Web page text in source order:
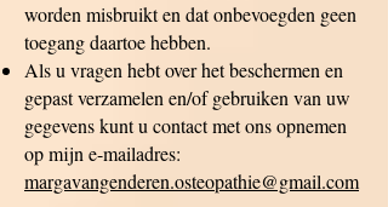
worden misbruikt en dat onbevoegden geen
toegang daartoe hebben.
Als u vragen hebt over het beschermen en
gepast verzamelen en/of gebruiken van uw
gegevens kunt u contact met ons opnemen
op mijn e-mailadres:
margavangenderen.osteopathie@gmail.com